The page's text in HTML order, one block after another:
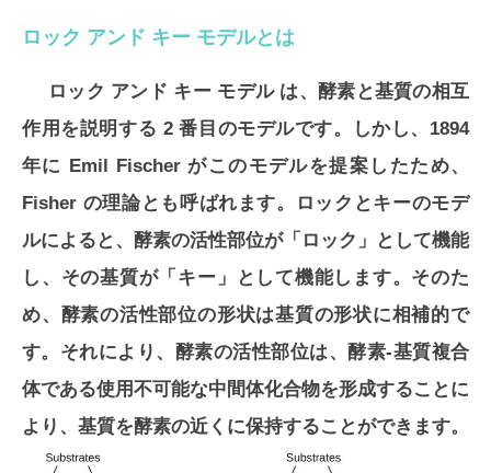
ロック アンド キー モデルとは
ロック アンド キー モデル は、酵素と基質の相互
作用を説明する 2 番目のモデルです。しかし、1894
年に Emil Fischer がこのモデルを提案したため、
Fisher の理論とも呼ばれます。ロックとキーのモデ
ルによると、酵素の活性部位が「ロック」として機能
し、その基質が「キー」として機能します。そのた
め、酵素の活性部位の形状は基質の形状に相補的で
す。それにより、酵素の活性部位は、酵素-基質複合
体である使用不可能な中間体化合物を形成することに
より、基質を酵素の近くに保持することができます。